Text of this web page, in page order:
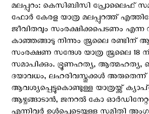
മലപ്പുറം: കെസിബിസി പ്രോലൈഫ്
ഫോർ കേരള യാത്ര മലപ്പുറത്ത്‌
ജീവിതവും സംരക്ഷിക്കപെടണം എന്ന
കാഞ്ഞങ്ങാടു നിന്നും ജൂലൈ രണ്ടിന്
സംരക്ഷണ സന്ദേശ യാത്ര ജൂലൈ 18
സമാപിക്കും. ഭ്രൂണഹത്യ, ആത്മഹത്യ,
ദയാവധം, ലഹരിവസ്തുക്കൾ അരുതെന്ന്
ആവശ്യപ്പെട്ടുകൊണ്ടുള്ള യാത്രയ്ക്ക്
ആഴ്ചങ്ങാടാൻ, ജനറൽ കോ